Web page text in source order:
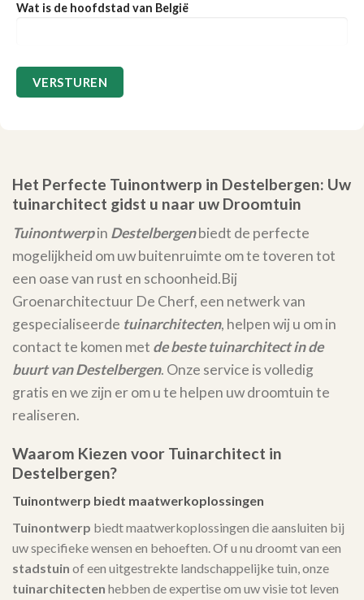
Wat is de hoofdstad van België
Het Perfecte Tuinontwerp in Destelbergen: Uw
tuinarchitect gidst u naar uw Droomtuin
Tuinontwerpin Destelbergenbiedt de perfecte
mogelijkheid om uw buitenruimte om te toveren tot
een oase van rust en schoonheid.Bij
Groenarchitectuur De Cherf, een netwerk van
gespecialiseerde tuinarchitecten, helpen wij u om in
contact te komen met de beste tuinarchitect in de
buurt van Destelbergen. Onze service is volledig
gratis en we zijn er om u te helpen uw droomtuin te
realiseren.
Waarom Kiezen voor Tuinarchitect in
Destelbergen?
Tuinontwerp biedt maatwerkoplossingen
Tuinontwerp biedt maatwerkoplossingen die aansluiten bij
uw specifieke wensen en behoeften. Of u nu droomt van een
stadstuin of een uitgestrekte landschappelijke tuin, onze
tuinarchitecten hebben de expertise om uw visie tot leven